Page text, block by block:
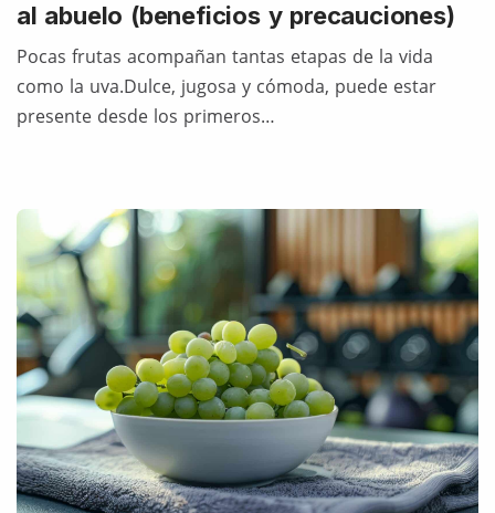
al abuelo (beneficios y precauciones)
Pocas frutas acompañan tantas etapas de la vida
como la uva.Dulce, jugosa y cómoda, puede estar
presente desde los primeros…